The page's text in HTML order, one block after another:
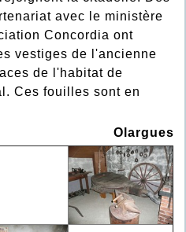
avec le ministère
Concordia ont
vestiges de l'ancienne
de l'habitat de
Ces fouilles sont en
Olargues